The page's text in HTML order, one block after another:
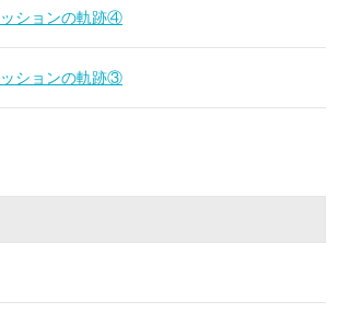
ションの軌跡④
ションの軌跡③